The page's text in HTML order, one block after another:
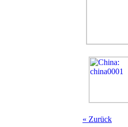
« Zurück